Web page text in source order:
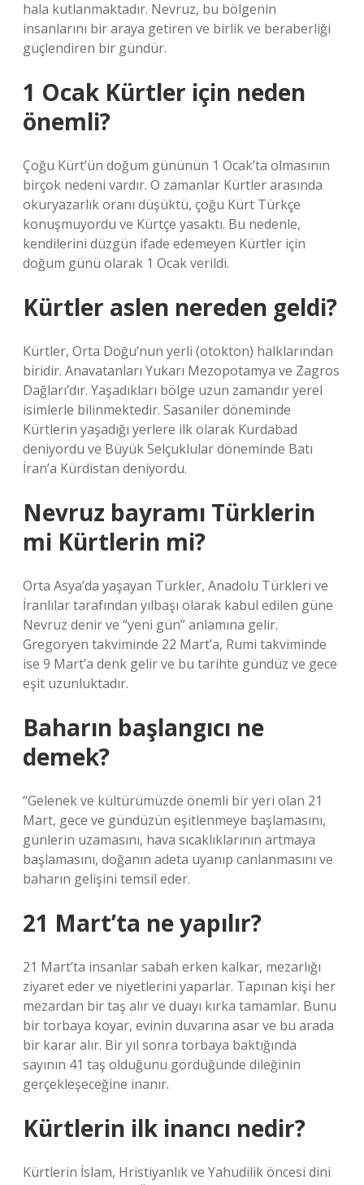
hala kutlanmaktadır. Nevruz, bu bölgenin
insanlarını bir araya getiren ve birlik ve beraberliği
güçlendiren bir gündür.
1 Ocak Kürtler için neden
önemli?
Çoğu Kürt’ün doğum gününün 1 Ocak’ta olmasının
birçok nedeni vardır. O zamanlar Kürtler arasında
okuryazarlık oranı düşüktü, çoğu Kürt Türkçe
konuşmuyordu ve Kürtçe yasaktı. Bu nedenle,
kendilerini düzgün ifade edemeyen Kürtler için
doğum günü olarak 1 Ocak verildi.
Kürtler aslen nereden geldi?
Kürtler, Orta Doğu’nun yerli (otokton) halklarından
biridir. Anavatanları Yukarı Mezopotamya ve Zagros
Dağları’dır. Yaşadıkları bölge uzun zamandır yerel
isimlerle bilinmektedir. Sasaniler döneminde
Kürtlerin yaşadığı yerlere ilk olarak Kurdabad
deniyordu ve Büyük Selçuklular döneminde Batı
İran’a Kürdistan deniyordu.
Nevruz bayramı Türklerin
mi Kürtlerin mi?
Orta Asya’da yaşayan Türkler, Anadolu Türkleri ve
İranlılar tarafından yılbaşı olarak kabul edilen güne
Nevruz denir ve “yeni gün” anlamına gelir.
Gregoryen takviminde 22 Mart’a, Rumi takviminde
ise 9 Mart’a denk gelir ve bu tarihte gündüz ve gece
eşit uzunluktadır.
Baharın başlangıcı ne
demek?
“Gelenek ve kültürümüzde önemli bir yeri olan 21
Mart, gece ve gündüzün eşitlenmeye başlamasını,
günlerin uzamasını, hava sıcaklıklarının artmaya
başlamasını, doğanın adeta uyanıp canlanmasını ve
baharın gelişini temsil eder.
21 Mart’ta ne yapılır?
21 Mart’ta insanlar sabah erken kalkar, mezarlığı
ziyaret eder ve niyetlerini yaparlar. Tapınan kişi her
mezardan bir taş alır ve duayı kırka tamamlar. Bunu
bir torbaya koyar, evinin duvarına asar ve bu arada
bir karar alır. Bir yıl sonra torbaya baktığında
sayının 41 taş olduğunu gördüğünde dileğinin
gerçekleşeceğine inanır.
Kürtlerin ilk inancı nedir?
Kürtlerin İslam, Hristiyanlık ve Yahudilik öncesi dini